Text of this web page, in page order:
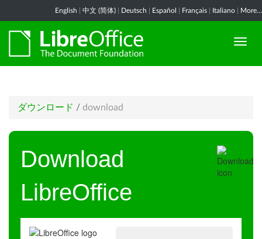
English 中文 (简体) Deutsch Español Français Italiano More...
ダウンロード / download
Download
LibreOffice